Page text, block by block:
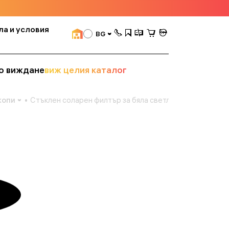
и условия BG
вижданевиж целия каталог
Стъклен соларен филтър за бяла светлина Meade